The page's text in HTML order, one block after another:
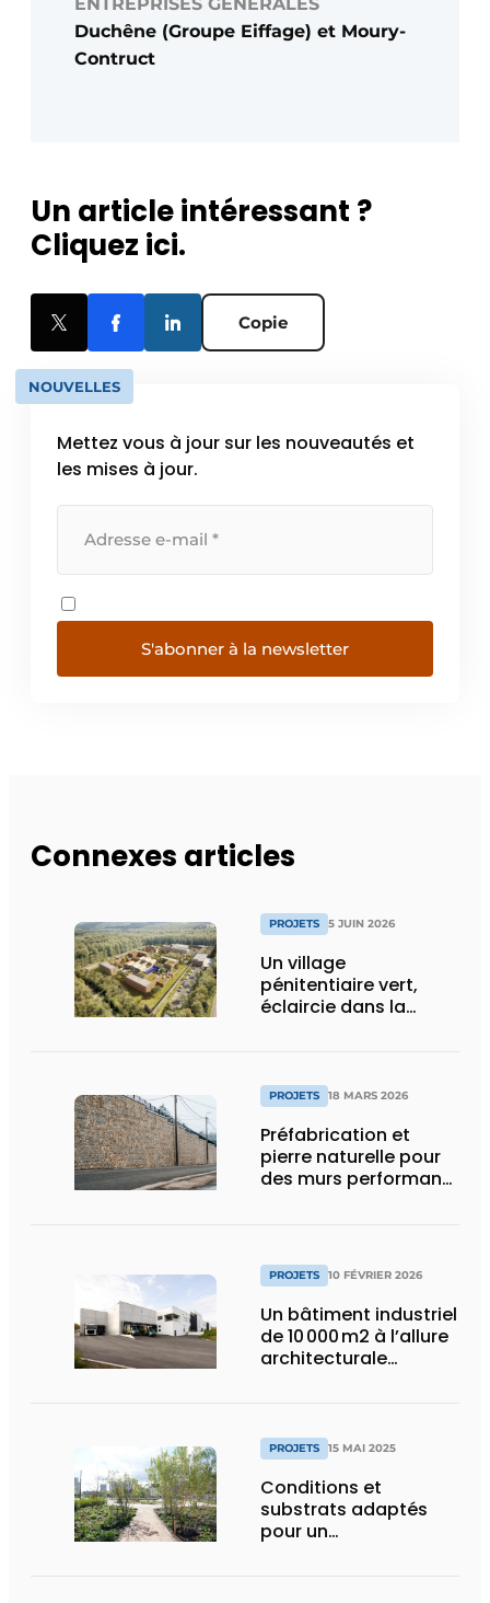
Duchêne (Groupe Eiffage) et Moury-
Contruct
Un article intéressant ?
Cliquez ici.
Copie
NOUVELLES
Mettez vous à jour sur les nouveautés et
les mises à jour.
S'abonner à la newsletter
Connexes articles
PROJETS 5 JUIN 2026
Un village
pénitentiaire vert,
éclaircie dans la
PROJETS 18 MARS 2026
Préfabrication et
pierre naturelle pour
des murs performants
PROJETS 10 FÉVRIER 2026
Un bâtiment industriel
de 10 000 m2 à l’allure
architecturale
PROJETS 15 MAI 2025
Conditions et
substrats adaptés
pour un